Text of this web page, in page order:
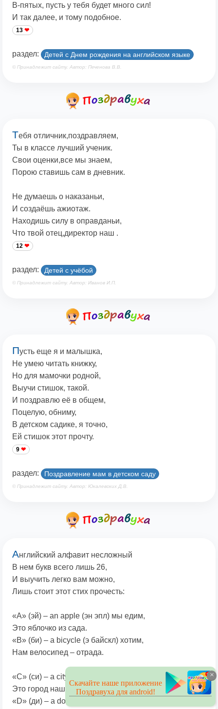
В-пятых, пусть у тебя будет много сил!
И так далее, и тому подобное.
13
раздел: Детей с Днем рождения на английском языке
© Принадлежит сайту. Автор: Печенова В.В.
Тебя отличник,поздравляем,
Ты в классе лучший ученик.
Свои оценки,все мы знаем,
Порою ставишь сам в дневник.
Не думаешь о наказаньи,
И создаёшь ажиотаж.
Находишь силу в оправданьи,
Что твой отец,директор наш .
12
раздел: Детей с учёбой
© Принадлежит сайту. Автор: Иванов И.П.
Пусть еще я и малышка,
Не умею читать книжку,
Но для мамочки родной,
Выучи стишок, такой.
И поздравлю её в общем,
Поцелую, обниму,
В детском садике, я точно,
Ей стишок этот прочту.
9
раздел: Поздравление мам в детском саду
© Принадлежит сайту. Автор: Юкалевских Д.В.
Английский алфавит несложный
В нем букв всего лишь 26,
И выучить легко вам можно,
Лишь стоит этот стих прочесть:
«A» (эй) – an apple (эн эпл) мы едим,
Это яблочко из сада.
«B» (би) – a bicycle (э байскл) хотим,
Нам велосипед – отрада.
«С» (си) – a city (э сити) в нём живём,
Это город наш красивый.
«D» (ди) – a dog (э дог) его зовём,
×
Скачайте наше приложение
Поздравуха для android!